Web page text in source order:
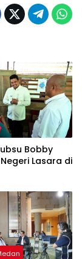
Bobby
Lasara di